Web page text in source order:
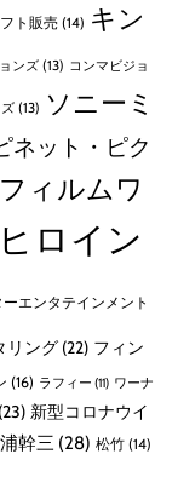
ト販売 (14) キン
ンズ (13) コンマビジョ
(13) ソニーミ
ネット・ピク
ィルムワ
ヒロイン
ーエンタテインメント
リング (22) フィン
(16) ラフィー (11) ワーナ
(23) 新型コロナウイ
幹三 (28) 松竹 (14)